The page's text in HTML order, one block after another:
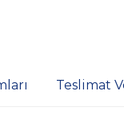
Teslimat